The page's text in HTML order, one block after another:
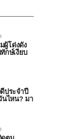
ผู้โด่งดัง
กษ์เงียบ
ประจำปี
นไหน? มา